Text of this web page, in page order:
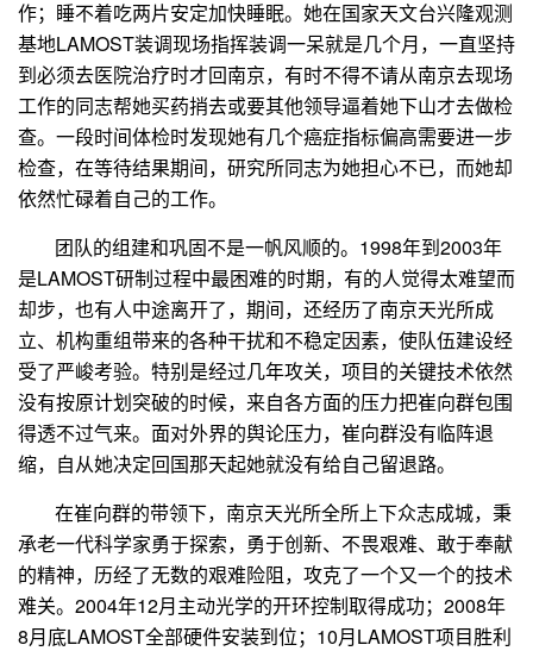
作；睡不着吃两片安定加快睡眠。她在国家天文台兴隆观测
基地LAMOST装调现场指挥装调一呆就是几个月，一直坚持
到必须去医院治疗时才回南京，有时不得不请从南京去现场
工作的同志帮她买药捎去或要其他领导逼着她下山才去做检
查。一段时间体检时发现她有几个癌症指标偏高需要进一步
检查，在等待结果期间，研究所同志为她担心不已，而她却
依然忙碌着自己的工作。
团队的组建和巩固不是一帆风顺的。 1998年到2003年
是LAMOST研制过程中最困难的时期，有的人觉得太难望而
却步，也有人中途离开了，期间，还经历了南京天光所成
立、机构重组带来的各种干扰和不稳定因素，使队伍建设经
受了严峻考验。特别是经过几年攻关，项目的关键技术依然
没有按原计划突破的时候，来自各方面的压力把崔向群包围
得透不过气来。面对外界的舆论压力，崔向群没有临阵退
缩，自从她决定回国那天起她就没有给自己留退路。
在崔向群的带领下，南京天光所全所上下众志成城，秉
承老一代科学家勇于探索，勇于创新、不畏艰难、敢于奉献
的精神，历经了无数的艰难险阻，攻克了一个又一个的技术
难关。 2004年12月主动光学的开环控制取得成功； 2008年
8月底LAMOST全部硬件安装到位； 10月LAMOST项目胜利